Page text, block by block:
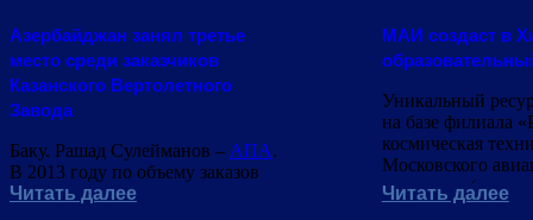
"Армия-2015"
модернизированные тренажеры
для современных образцов
вооружения, которые
представляют интерес как для
обороны
Хельсинки.
Азербайджан занял третье
место среди заказчиков
Казанского Вертолетного
Завода
Баку. Рашад Сулейманов – АПА.
В 2013 году по объему заказов
стал третьим покупателем
Читать далее
МАИ создаст в
Уникальный
на базе филиала
космическая
Московского
института
Читать далее